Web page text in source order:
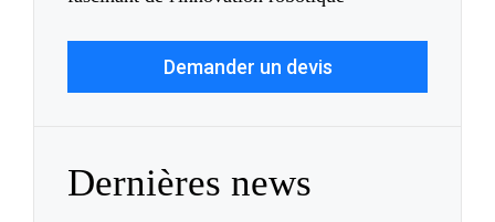
Demander un devis
Dernières news